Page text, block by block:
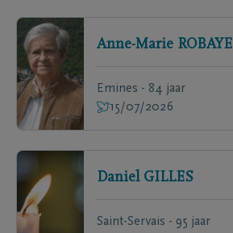
Anne-Marie ROBAYE
Emines - 84 jaar
15/07/2026
Daniel GILLES
Saint-Servais - 95 jaar